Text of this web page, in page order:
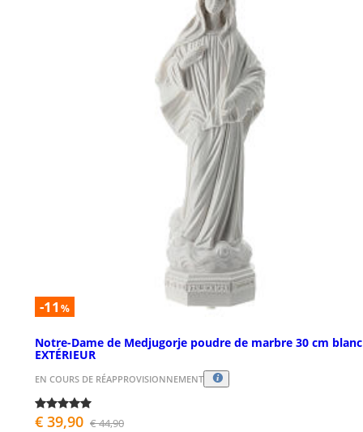
-11 %
Notre-Dame de Medjugorje poudre de marbre 30 cm
EXTÉRIEUR
EN COURS DE RÉAPPROVISIONNEMENT
€ 39,90 € 44,90